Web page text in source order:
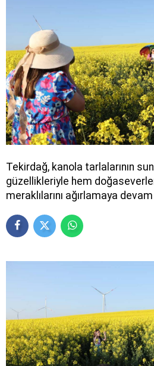
Tekirdağ, kanola tarlalarının
güzellikleriyle hem
meraklılarını ağırlamaya